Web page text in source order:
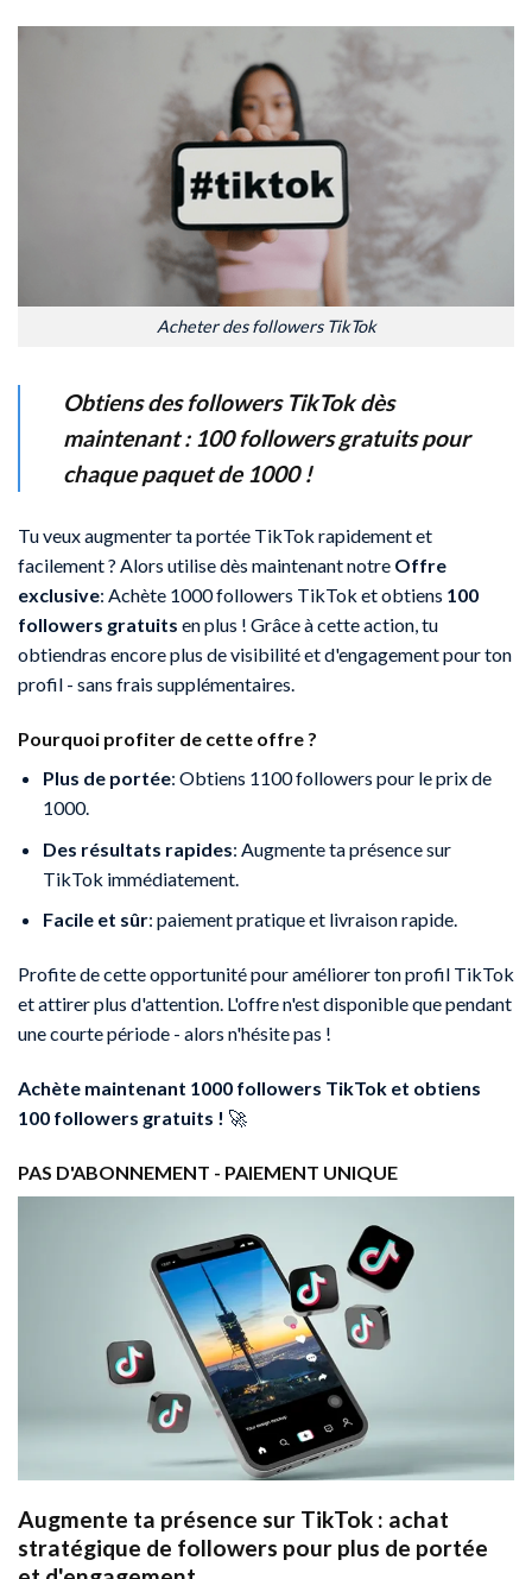
Acheter des followers TikTok
Obtiens des followers TikTok dès
maintenant : 100 followers gratuits pour
chaque paquet de 1000 !
Tu veux augmenter ta portée TikTok rapidement et
facilement ? Alors utilise dès maintenant notre Offre
exclusive: Achète 1000 followers TikTok et obtiens 100
followers gratuits en plus ! Grâce à cette action, tu
obtiendras encore plus de visibilité et d'engagement pour ton
profil - sans frais supplémentaires.
Pourquoi profiter de cette offre ?
Plus de portée: Obtiens 1100 followers pour le prix de
1000.
Des résultats rapides: Augmente ta présence sur
TikTok immédiatement.
Facile et sûr: paiement pratique et livraison rapide.
Profite de cette opportunité pour améliorer ton profil TikTok
et attirer plus d'attention. L'offre n'est disponible que pendant
une courte période - alors n'hésite pas !
Achète maintenant 1000 followers TikTok et obtiens
100 followers gratuits ! 🚀
PAS D'ABONNEMENT - PAIEMENT UNIQUE
Augmente ta présence sur TikTok : achat
stratégique de followers pour plus de portée